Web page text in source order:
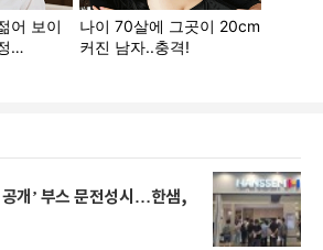
공개’ 부스 문전성시…한샘,